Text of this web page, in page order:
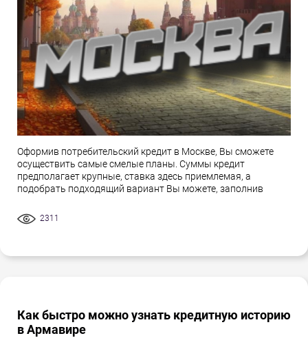
Оформив потребительский кредит в Москве, Вы сможете
осуществить самые смелые планы. Суммы кредит
предполагает крупные, ставка здесь приемлемая, а
подобрать подходящий вариант Вы можете, заполнив
2311
Как быстро можно узнать кредитную историю
в Армавире